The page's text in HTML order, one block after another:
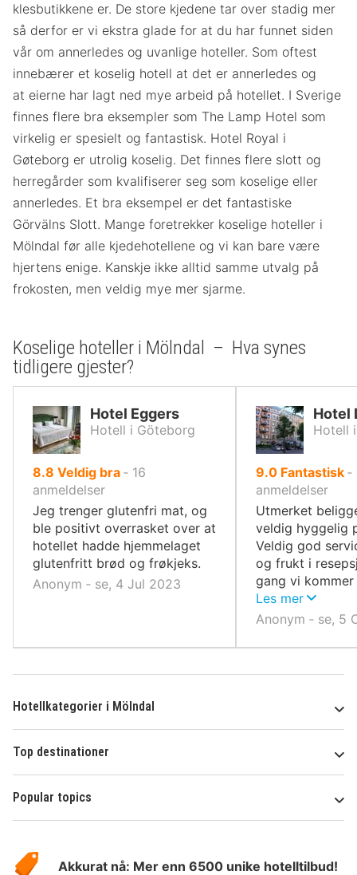
klesbutikkene er. De store kjedene tar over stadig mer
så derfor er vi ekstra glade for at du har funnet siden
vår om annerledes og uvanlige hoteller. Som oftest
innebærer et koselig hotell at det er annerledes og
at eierne har lagt ned mye arbeid på hotellet. I Sverige
finnes flere bra eksempler som The Lamp Hotel som
virkelig er spesielt og fantastisk. Hotel Royal i
Gøteborg er utrolig koselig. Det finnes flere slott og
herregårder som kvalifiserer seg som koselige eller
annerledes. Et bra eksempel er det fantastiske
Görvälns Slott. Mange foretrekker koselige hoteller i
Mölndal før alle kjedehotellene og vi kan bare være
hjertens enige. Kanskje ikke alltid samme utvalg på
frokosten, men veldig mye mer sjarme.
Koselige hoteller i Mölndal – Hva synes
tidligere gjester?
Hotel Eggers
Hotell i Göteborg
8.8 av
10,
Veldig bra ‐ 16
anmeldelser
Jeg trenger glutenfri mat, og
ble positivt overrasket over at
hotellet hadde hjemmelaget
glutenfritt brød og frøkjeks.
Anonym ‐ se, 4 Jul 2023
Hotel
Hotell
9.0av
10,
Fantastisk ‐
anmeldelser
Utmerket
veldig hyggelig
Veldig god
og frukt i
gang vi
kommer vi
Les mer
Anonym ‐ se, 5
Hotellkategorier i Mölndal
Top destinationer
Popular topics
Hotelspecials
Akkurat nå: Mer enn 6500 unike hotelltilbud!